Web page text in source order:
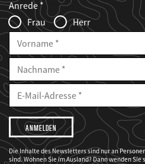
Infofelder
Anrede
Frau
Herr
Vorname
Nachname
E-
Mailadresse
E-
Adresse
Ich
möchte,
dass
der
WWF
mich
über
Die Inhalte des Newsletters sind nur an
sind. Wohnen Sie im Ausland? Dann wenden